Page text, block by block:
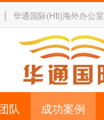
| 华通国际(Hti)海外办公室
队 成功案例